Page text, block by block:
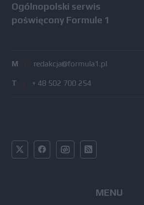
Ogólnopolski serwis
poświęcony Formule 1
M / redakcja@formula1.pl
T / + 48 502 700 254
MENU